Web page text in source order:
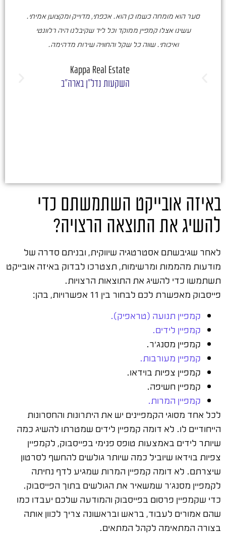
סער הוא מומחה כשמו כן הוא. אכפתי, מדוייק ומקצוען אמיתי.
עשינו אצלו קמפיין ממוקד וכל ליד שקיבלנו היה רלוונטי
ואיכותי. שווה כל שקל והחוויה שירות מדהימה.
Kappa Real Estate
השקעות נדל"ן בארה"ב
באיזה אובייקט השתמשתם כדי
להשיג את התוצאה הרצויה?
לאחר שגיבשתם אסטרטגיה שיווקית, ובניתם סדרה של
מודעות מהממות ומרשימות, תצטרכו לבדוק באיזה אובייקט
תשתמשו כדי להשיג את התוצאות הרצויות.
פייסבוק מאפשרת לכם לבחור בין 11 אפשרויות, בהן:
קמפיין תנועה (טראפיק).
קמפיין לידים.
קמפיין מסנג'ר.
קמפיין מעורבות.
קמפיין צפיות בוידאו.
קמפיין חשיפה.
קמפיין המרות.
לכל אחד מסוגי הקמפיינים יש את היתרונות והחסרונות
הייחודיים לו. לא דומה קמפיין לידים שמטרתו להשיג כמה
שיותר לידים באמצעות טופס פנימי בפייסבוק, לקמפיין
צפיות בוידאו שיוביל כמה שיותר גולשים להחשף לסרטון
שיצרתם. לא דומה קמפיין המרות שמגיע לדף נחיתה
לקמפיין מסנג'ר שמשאיר את הגולשים בתוך הפייסבוק.
כדי שקמפיין פרסום בפייסבוק והמודעה שלכם יעבדו כמו
שהם אמורים לעבוד, בראש ובראשונה צריך לכוון אותה
בצורה המתאימה לקהל המתאים.